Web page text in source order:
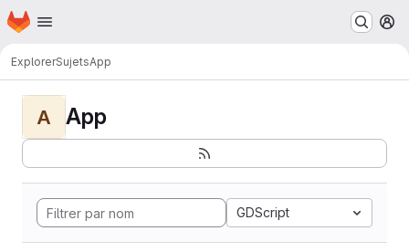
Passer au contenu principal
Page d'accueil
ExplorerSujetsApp
A App
GDScript